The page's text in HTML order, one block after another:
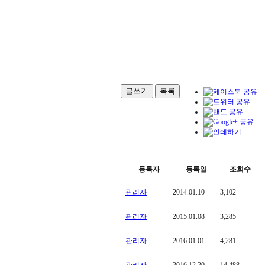
글쓰기 목록
등록자 등록일 조회수
관리자 2014.01.10 3,102
관리자 2015.01.08 3,285
관리자 2016.01.01 4,281